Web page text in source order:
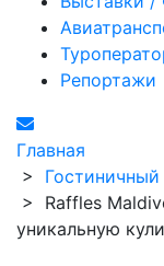
Репортажи
Главная
> Гостиничный
> Raffles
уникальную